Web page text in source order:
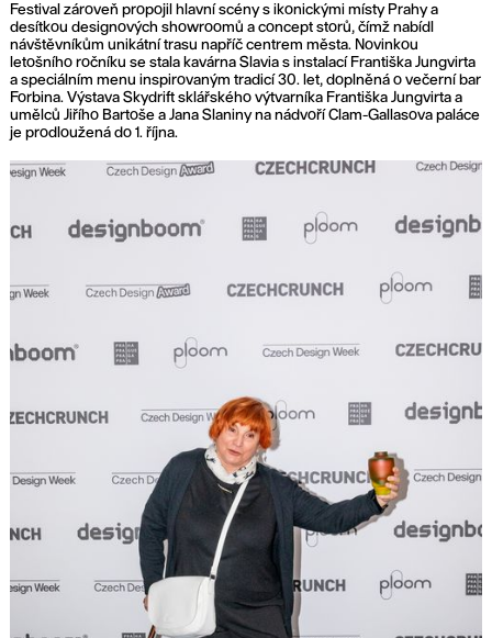
Festival zároveň propojil hlavní scény s ikonickými místy Prahy a
desítkou designových showroomů a concept storů, čímž nabídl
návštěvníkům unikátní trasu napříč centrem města. Novinkou
letošního ročníku se stala kavárna Slavia s instalací Františka Jungvirta
a speciálním menu inspirovaným tradicí 30. let, doplněná o večerní bar
Forbina. Výstava Skydrift sklářského výtvarníka Františka Jungvirta a
umělců Jiřího Bartoše a Jana Slaniny na nádvoří Clam-Gallasova paláce
je prodloužená do 1. října.